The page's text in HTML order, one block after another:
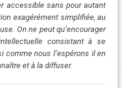
accessible sans pour autant
exagérément simplifiée, au
On ne peut qu’encourager
consistant à se
comme nous l’espérons il en
et à la diffuser.